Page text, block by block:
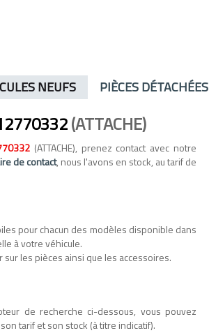
NEUFS PIÈCES DÉTACHÉES
(ATTACHE)
(ATTACHE), prenez contact avec notre
de contact, nous l'avons en stock, au tarif de
pour chacun des modèles disponible dans
à votre véhicule.
les pièces ainsi que les accessoires.
de recherche ci-dessous, vous pouvez
tarif et son stock (à titre indicatif).